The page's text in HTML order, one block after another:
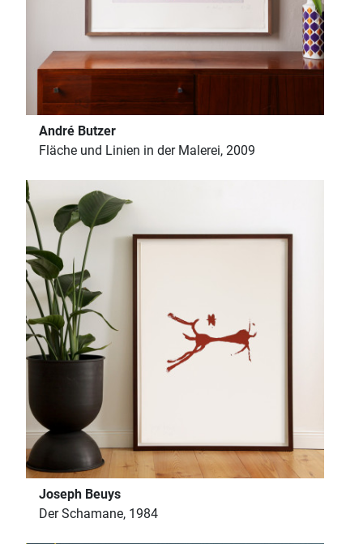
André Butzer
Fläche und Linien in der Malerei, 2009
Joseph Beuys
Der Schamane, 1984